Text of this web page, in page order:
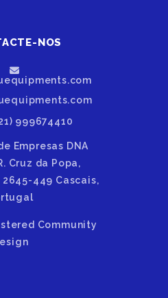
NOS
999674410
Empresas DNA
Cruz da Popa,
449 Cascais,
Community